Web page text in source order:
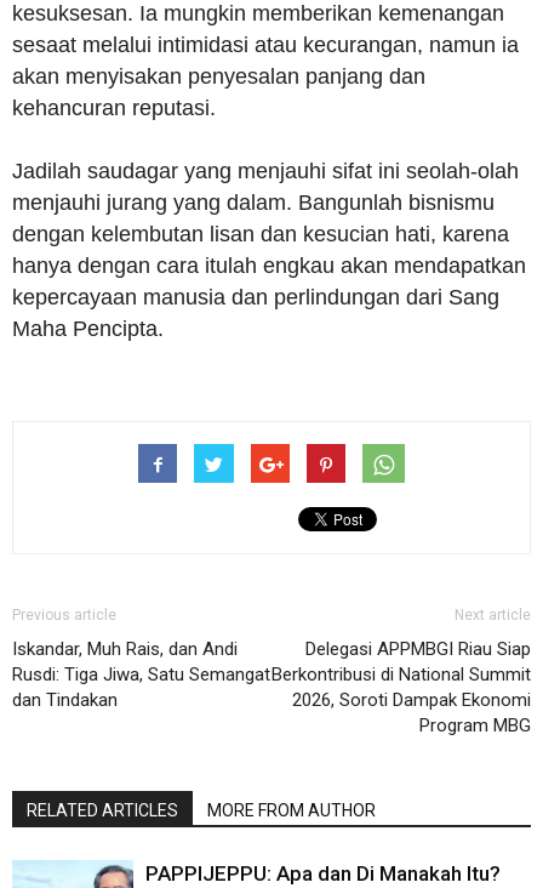
kesuksesan. Ia mungkin memberikan kemenangan
sesaat melalui intimidasi atau kecurangan, namun ia
akan menyisakan penyesalan panjang dan
kehancuran reputasi.
Jadilah saudagar yang menjauhi sifat ini seolah-olah
menjauhi jurang yang dalam. Bangunlah bisnismu
dengan kelembutan lisan dan kesucian hati, karena
hanya dengan cara itulah engkau akan mendapatkan
kepercayaan manusia dan perlindungan dari Sang
Maha Pencipta.
Previous article
Iskandar, Muh Rais, dan Andi
Rusdi: Tiga Jiwa, Satu Semangat
dan Tindakan
Next article
Delegasi APPMBGI Riau Siap
Berkontribusi di National Summit
2026, Soroti Dampak Ekonomi
Program MBG
RELATED ARTICLES MORE FROM AUTHOR
PAPPIJEPPU: Apa dan Di Manakah Itu?